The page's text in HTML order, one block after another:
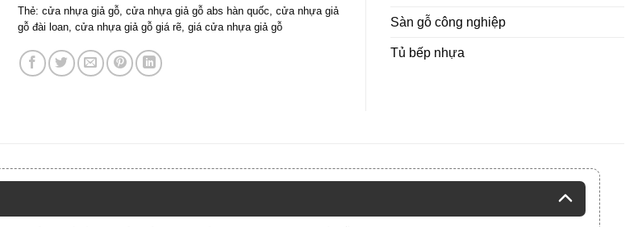
Thẻ:cửa nhựa giả gỗ,cửa nhựa giả gỗ abs hàn quốc,cửa nhựa giả
gỗ đài loan,cửa nhựa giả gỗ giá rẽ,giá cửa nhựa giả gỗ Sàn gỗ công nghiệp
Tủ bếp nhựa